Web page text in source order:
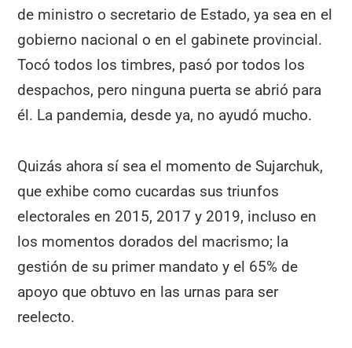
de ministro o secretario de Estado, ya sea en el
gobierno nacional o en el gabinete provincial.
Tocó todos los timbres, pasó por todos los
despachos, pero ninguna puerta se abrió para
él. La pandemia, desde ya, no ayudó mucho.
Quizás ahora sí sea el momento de Sujarchuk,
que exhibe como cucardas sus triunfos
electorales en 2015, 2017 y 2019, incluso en
los momentos dorados del macrismo; la
gestión de su primer mandato y el 65% de
apoyo que obtuvo en las urnas para ser
reelecto.